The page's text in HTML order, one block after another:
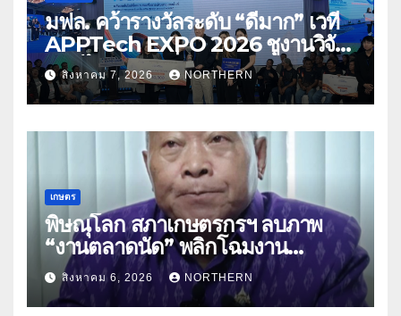
มฟล. คว้ารางวัลระดับ “ดีมาก” เวที
APPTech EXPO 2026 ชูงานวิจัย
สมุนไพร ขับเคลื่อนนวัตกรรมสู่เชิง
พาณิชย์
สิงหาคม 7, 2026 NORTHERN
เกษตร
พิษณุโลก สภาเกษตรกรฯ ลบภาพ
“งานตลาดนัด” พลิกโฉมงาน
“เกษตรรุ่งเรืองเมืองสองแคว 69” มุ่ง
ประโยชน์เกษตรกร ดึงนวัตกรรม-จับ
สิงหาคม 6, 2026 NORTHERN